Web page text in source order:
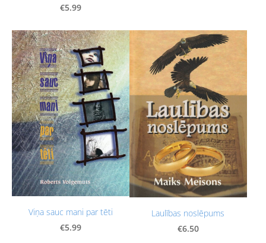
€5.99
Viņa sauc mani par tēti
€5.99
Laulības noslēpums
€6.50